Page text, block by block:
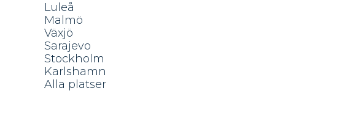
Luleå
Malmö
Växjö
Sarajevo
Stockholm
Karlshamn
Alla platser